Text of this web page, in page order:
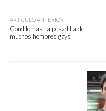
ARTÍCULO ANTERIOR
Condilomas, la pesadilla de
muchos hombres gays